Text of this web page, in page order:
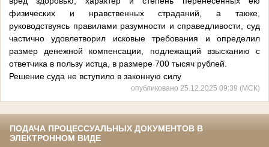
физических и нравственных страданий, а также,
руководствуясь правилами разумности и справедливости, суд
частично удовлетворил исковые требования и определил
размер денежной компенсации, подлежащий взысканию с
ответчика в пользу истца, в размере 700 тысяч рублей.
Решение суда не вступило в законную силу
опубликовано 25.12.2025 09:39 (МСК)
ПОДАЧА ПРОЦЕССУАЛЬНЫХ ДОКУМЕНТОВ В
ЭЛЕКТРОННОМ ВИДЕ